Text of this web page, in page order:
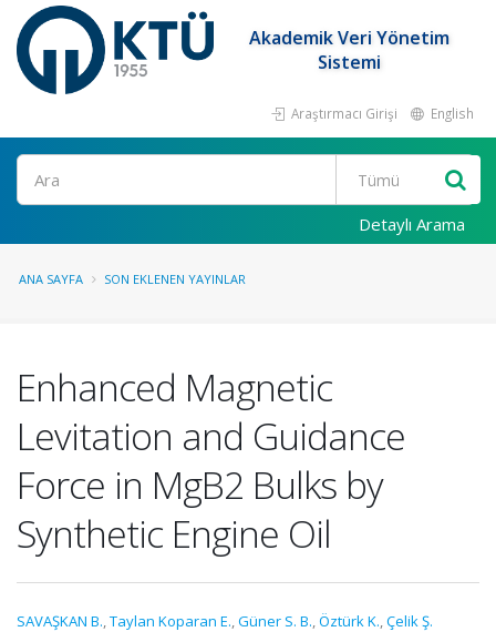
Akademik Veri Yönetim
Sistemi
Araştırmacı Girişi English
Ara
Detaylı Arama
ANA SAYFA SON EKLENEN YAYINLAR
Enhanced Magnetic
Levitation and Guidance
Force in MgB2 Bulks by
Synthetic Engine Oil
SAVAŞKAN B.,Taylan Koparan E.,Güner S. B.,Öztürk K.,Çelik Ş.